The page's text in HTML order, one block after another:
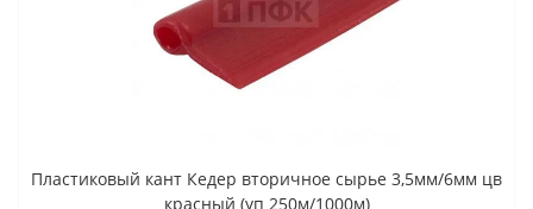
Пластиковый кант Кедер вторичное сырье 3,5мм/6мм цв
красный (уп 250м/1000м)